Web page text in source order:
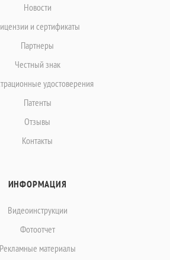
Новости
и сертификаты
Партнеры
Честный знак
удостоверения
Патенты
Отзывы
Контакты
ИНФОРМАЦИЯ
Видеоинструкции
Фотоотчет
Рекламные материалы